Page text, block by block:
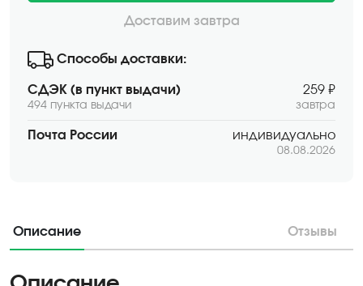
Доставим завтра
Способы доставки:
СДЭК (в пункт выдачи)
494 пункта выдачи
259 ₽
завтра
Почта России индивидуально
08.08.2026
Описание Отзывы